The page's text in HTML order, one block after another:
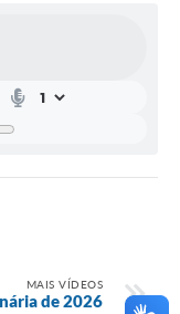
MAIS VÍDEOS
de 2026